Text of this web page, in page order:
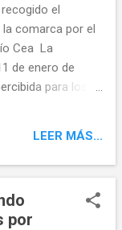
el
comarca por el
Cea La
de enero de
para los
LEER MÁS...
por